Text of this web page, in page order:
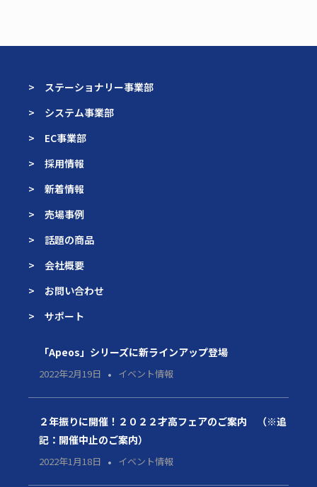
> ステーショナリー事業部
> システム事業部
> EC事業部
> 採用情報
> 新着情報
> 売場事例
> 話題の商品
> 会社概要
> お問い合わせ
> サポート
「Apeos」シリーズに新ラインアップ登場
2022年2月19日 イベント情報
２年振りに開催！２０２２才高フェアのご案内 （※追
記：開催中止のご案内）
2022年1月18日 イベント情報